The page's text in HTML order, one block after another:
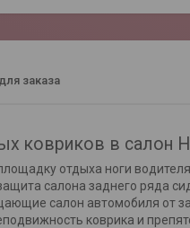
заказа
ковриков в салон
отдыха ноги
салона заднего ряда
салон автомобиля от
коврика и